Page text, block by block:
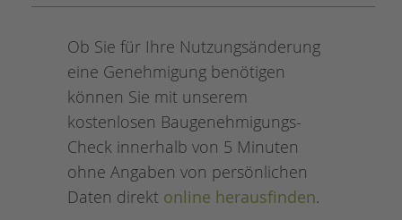
Ob Sie für Ihre Nutzungsänderung
eine Genehmigung benötigen
können Sie mit unserem
kostenlosen Baugenehmigungs-
Check innerhalb von 5 Minuten
ohne Angaben von persönlichen
Daten direkt online herausfinden.